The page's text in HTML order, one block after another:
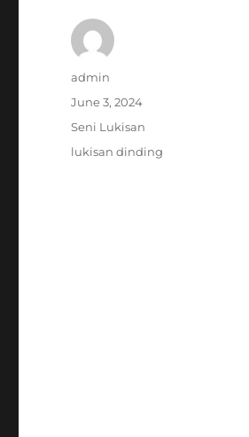
Author
admin
Posted
June 3, 2024
Categories
Seni Lukisan
Tags
lukisan dinding